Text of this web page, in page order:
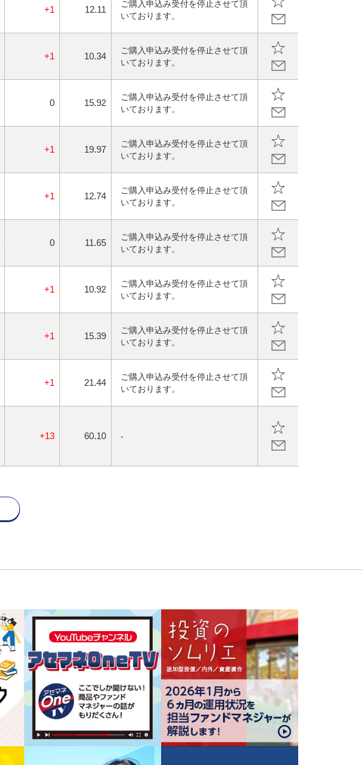
+1 12.11
ご購入申込み受付を停止させて頂
いております。
+1 10.34
ご購入申込み受付を停止させて頂
いております。
0 15.92
ご購入申込み受付を停止させて頂
いております。
+1 19.97
ご購入申込み受付を停止させて頂
いております。
+1 12.74
ご購入申込み受付を停止させて頂
いております。
0 11.65
ご購入申込み受付を停止させて頂
いております。
+1 10.92
ご購入申込み受付を停止させて頂
いております。
+1 15.39
ご購入申込み受付を停止させて頂
いております。
+1 21.44
ご購入申込み受付を停止させて頂
いております。
+13 60.10 -